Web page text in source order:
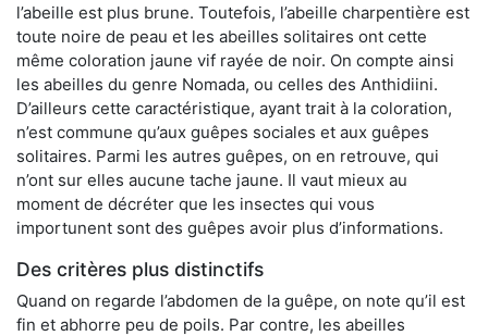
l’abeille est plus brune. Toutefois, l’abeille charpentière est
toute noire de peau et les abeilles solitaires ont cette
même coloration jaune vif rayée de noir. On compte ainsi
les abeilles du genre Nomada, ou celles des Anthidiini.
D’ailleurs cette caractéristique, ayant trait à la coloration,
n’est commune qu’aux guêpes sociales et aux guêpes
solitaires. Parmi les autres guêpes, on en retrouve, qui
n’ont sur elles aucune tache jaune. Il vaut mieux au
moment de décréter que les insectes qui vous
importunent sont des guêpes avoir plus d’informations.
Des critères plus distinctifs
Quand on regarde l’abdomen de la guêpe, on note qu’il est
fin et abhorre peu de poils. Par contre, les abeilles